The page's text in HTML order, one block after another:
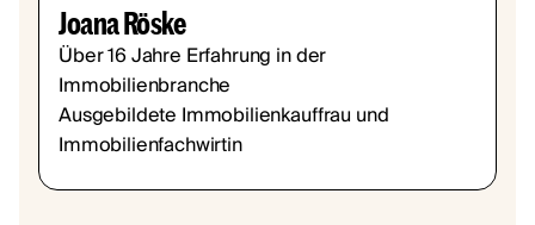
Joana Röske
Über 16 Jahre Erfahrung in der
Immobilienbranche
Ausgebildete Immobilienkauffrau und
Immobilienfachwirtin